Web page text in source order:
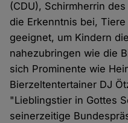
(CDU), Schirmherrin
die Erkenntnis bei,
geeignet, um Kindern
nahezubringen wie die
sich Prominente wie
Bierzeltentertainer DJ
"Lieblingstier in Gottes
seinerzeitige